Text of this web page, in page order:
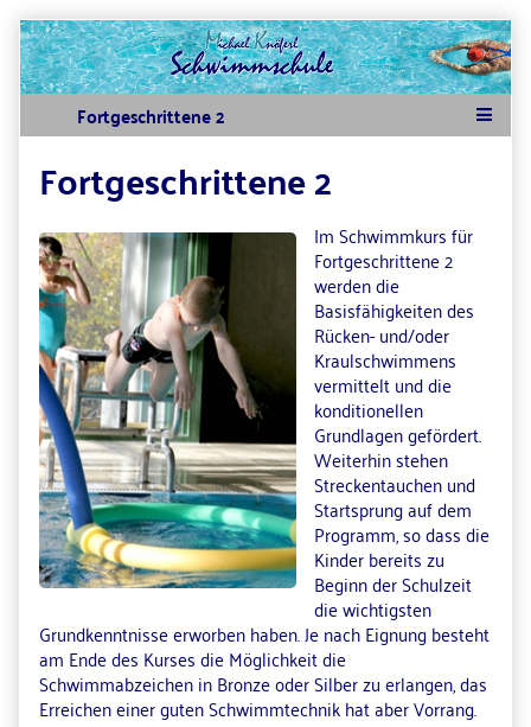
Skip
to
content
Fortgeschrittene 2
Im Schwimmkurs für
Fortgeschrittene 2
werden die
Basisfähigkeiten des
Rücken- und/oder
Kraulschwimmens
vermittelt und die
konditionellen
Grundlagen gefördert.
Weiterhin stehen
Streckentauchen und
Startsprung auf dem
Programm, so dass die
Kinder bereits zu
Beginn der Schulzeit
die wichtigsten
Grundkenntnisse erworben haben. Je nach Eignung besteht
am Ende des Kurses die Möglichkeit die
Schwimmabzeichen in Bronze oder Silber zu erlangen, das
Erreichen einer guten Schwimmtechnik hat aber Vorrang.